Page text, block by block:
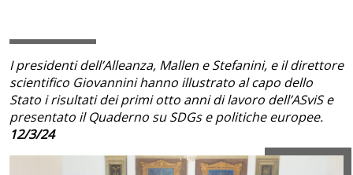
I presidenti dell’Alleanza, Mallen e Stefanini, e il direttore
scientifico Giovannini hanno illustrato al capo dello
Stato i risultati dei primi otto anni di lavoro dell’ASviS e
presentato il Quaderno su SDGs e politiche europee.
12/3/24